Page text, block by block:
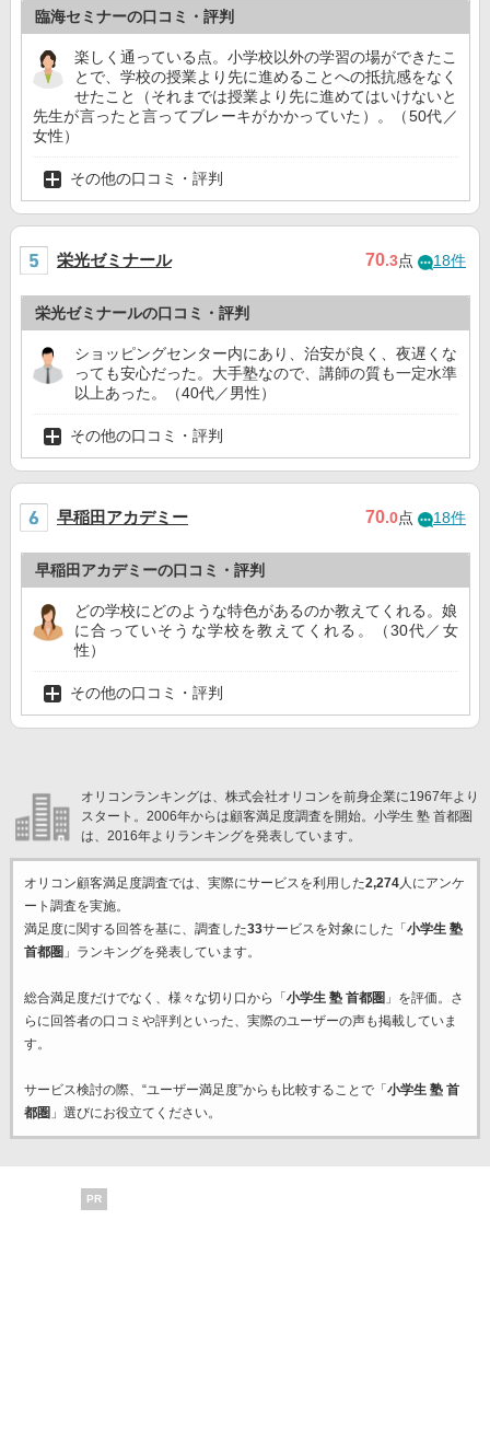
臨海セミナーの口コミ・評判
楽しく通っている点。小学校以外の学習の場ができたこ
とで、学校の授業より先に進めることへの抵抗感をなく
せたこと（それまでは授業より先に進めてはいけないと
先生が言ったと言ってブレーキがかかっていた）。（50代／
女性）
その他の口コミ・評判
栄光ゼミナール 70.3点 18件
栄光ゼミナールの口コミ・評判
ショッピングセンター内にあり、治安が良く、夜遅くな
っても安心だった。大手塾なので、講師の質も一定水準
以上あった。（40代／男性）
その他の口コミ・評判
早稲田アカデミー 70.0点 18件
早稲田アカデミーの口コミ・評判
どの学校にどのような特色があるのか教えてくれる。娘
に合っていそうな学校を教えてくれる。（30代／女
性）
その他の口コミ・評判
オリコンランキングは、株式会社オリコンを前身企業に1967年より
スタート。2006年からは顧客満足度調査を開始。小学生 塾 首都圏
は、2016年よりランキングを発表しています。
オリコン顧客満足度調査では、実際にサービスを利用した2,274人にアンケ
ート調査を実施。
満足度に関する回答を基に、調査した33サービスを対象にした「 小学生 塾
首都圏 」ランキングを発表しています。
総合満足度だけでなく、様々な切り口から「 小学生 塾 首都圏 」を評価。さ
らに回答者の口コミや評判といった、実際のユーザーの声も掲載していま
す。
サービス検討の際、“ユーザー満足度”からも比較することで「 小学生 塾 首
都圏 」選びにお役立てください。
PR